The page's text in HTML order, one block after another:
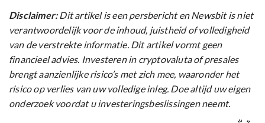
Disclaimer:Dit artikel is een persbericht en Newsbit is niet
verantwoordelijk voor de inhoud, juistheid of volledigheid
van de verstrekte informatie. Dit artikel vormt geen
financieel advies. Investeren in cryptovaluta of presales
brengt aanzienlijke risico’s met zich mee, waaronder het
risico op verlies van uw volledige inleg. Doe altijd uw eigen
onderzoek voordat u investeringsbeslissingen neemt.